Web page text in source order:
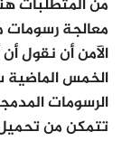
من المتطلبات
الآمن أن نقول
الخمس
تتمكن من